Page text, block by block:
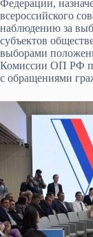
Федерации,
всероссийского
наблюдению за
субъектов
выборами
Комиссии ОП РФ
с обращениями